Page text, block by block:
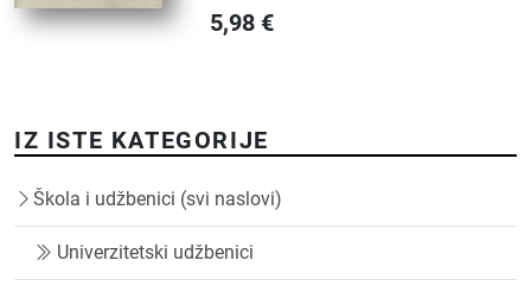
5,98 €
IZ ISTE KATEGORIJE
Škola i udžbenici (svi naslovi)
Univerzitetski udžbenici